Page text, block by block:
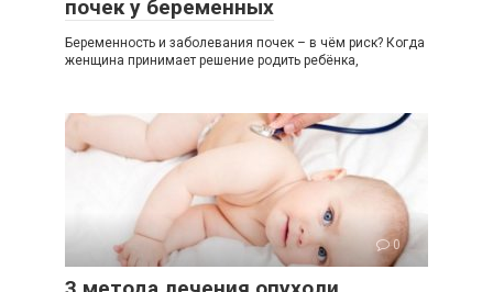
почек у беременных
Беременность и заболевания почек – в чём риск? Когда
женщина принимает решение родить ребёнка,
0